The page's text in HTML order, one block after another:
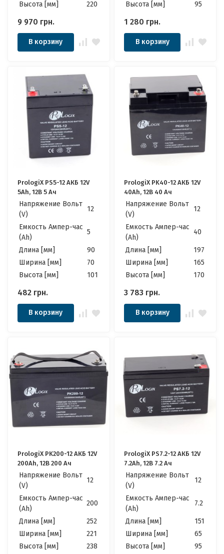
Высота [мм]
220
9 970 грн.
В корзину
Высота [мм]
95
1 280 грн.
В корзину
PrologiX PS5-12 АКБ 12V
5Ah, 12В 5 Ач
Напряжение Вольт
(V)
12
Емкость Ампер-час
(Ah)
5
Длина [мм]
90
Ширина [мм]
70
Высота [мм]
101
482 грн.
В корзину
PrologiX PK40-12 АКБ 12V
40Ah, 12В 40 Ач
Напряжение Вольт
(V)
12
Емкость Ампер-час
(Ah)
40
Длина [мм]
197
Ширина [мм]
165
Высота [мм]
170
3 783 грн.
В корзину
PrologiX PK200-12 АКБ 12V
200Ah, 12В 200 Ач
Напряжение Вольт
(V)
12
Емкость Ампер-час
(Ah)
200
Длина [мм]
252
Ширина [мм]
221
Высота [мм]
238
PrologiX PS7.2-12 АКБ 12V
7.2Ah, 12В 7.2 Ач
Напряжение Вольт
(V)
12
Емкость Ампер-час
(Ah)
7.2
Длина [мм]
151
Ширина [мм]
65
Высота [мм]
95